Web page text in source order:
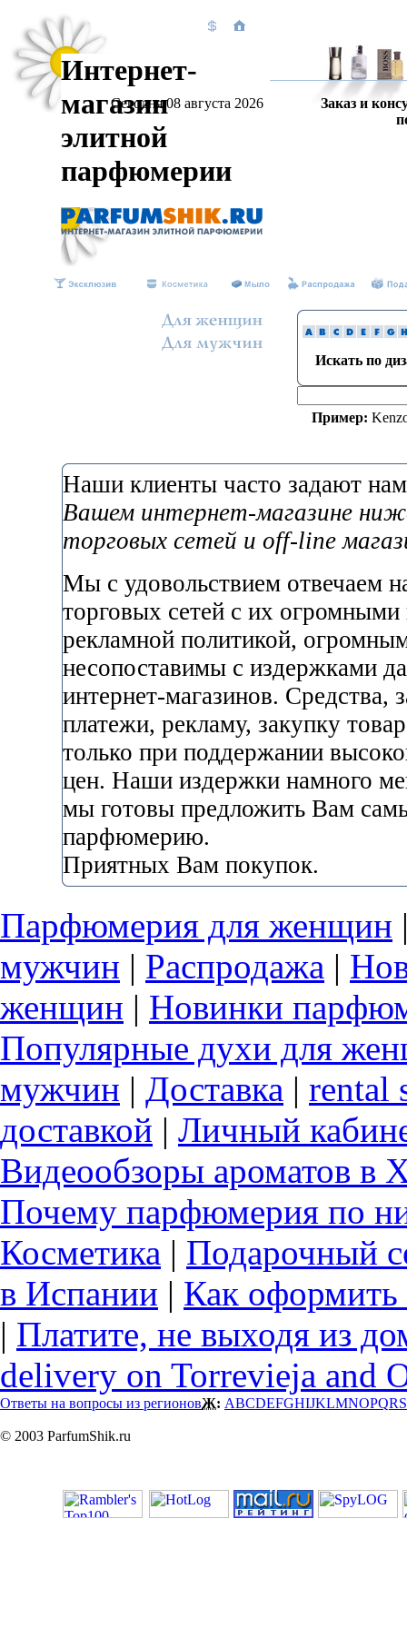
Интернет-
магазин
элитной
парфюмерии
Сегодня 08 августа 2026
Заказ и
Искать по
Пример:
Наши клиенты часто задают
Вашем интернет-магазине
торговых сетей и off-line
Мы с удовольствием отвечаем
торговых сетей с их
рекламной политикой,
несопоставимы с издержками
интернет-магазинов. Средства,
платежи, рекламу, закупку
только при поддержании
цен. Наши издержки намного
мы готовы предложить Вам
парфюмерию.
Приятных Вам покупок.
Парфюмерия для женщин
мужчин | Распродажа |
женщин | Новинки
Популярные духи для
мужчин | Доставка | rental
доставкой | Личный
Видеообзоры ароматов в
Почему парфюмерия по
Косметика | Подарочный
в Испании | Как оформить
| Платите, не выходя из
delivery on Torrevieja and
Ответы на вопросы из регионовЖ: ABCDEFGHIJKLMNOPQRS
© 2003 ParfumShik.ru